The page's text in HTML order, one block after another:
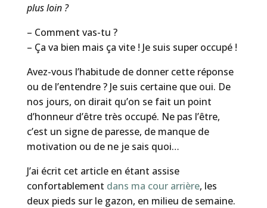
plus loin ?
– Comment vas-tu ?
– Ça va bien mais ça vite ! Je suis super occupé !
Avez-vous l’habitude de donner cette réponse
ou de l’entendre ? Je suis certaine que oui. De
nos jours, on dirait qu’on se fait un point
d’honneur d’être très occupé. Ne pas l’être,
c’est un signe de paresse, de manque de
motivation ou de ne je sais quoi…
J’ai écrit cet article en étant assise
confortablement dans ma cour arrière, les
deux pieds sur le gazon, en milieu de semaine.